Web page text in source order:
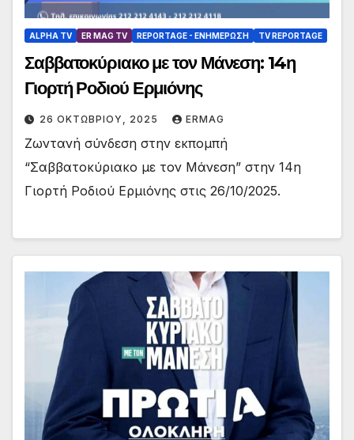
ALPHA TV ER MAG TV REPORTAGE - EΝΗΜΈΡΩΣΗ TV REPORTAGE
Σαββατοκύριακο με τον Μάνεση: 14η
Γιορτή Ροδιού Ερμιόνης
26 ΟΚΤΩΒΡΊΟΥ, 2025 ERMAG
Ζωντανή σύνδεση στην εκπομπή
“Σαββατοκύριακο με τον Μάνεση” στην 14η
Γιορτή Ροδιού Ερμιόνης στις 26/10/2025.